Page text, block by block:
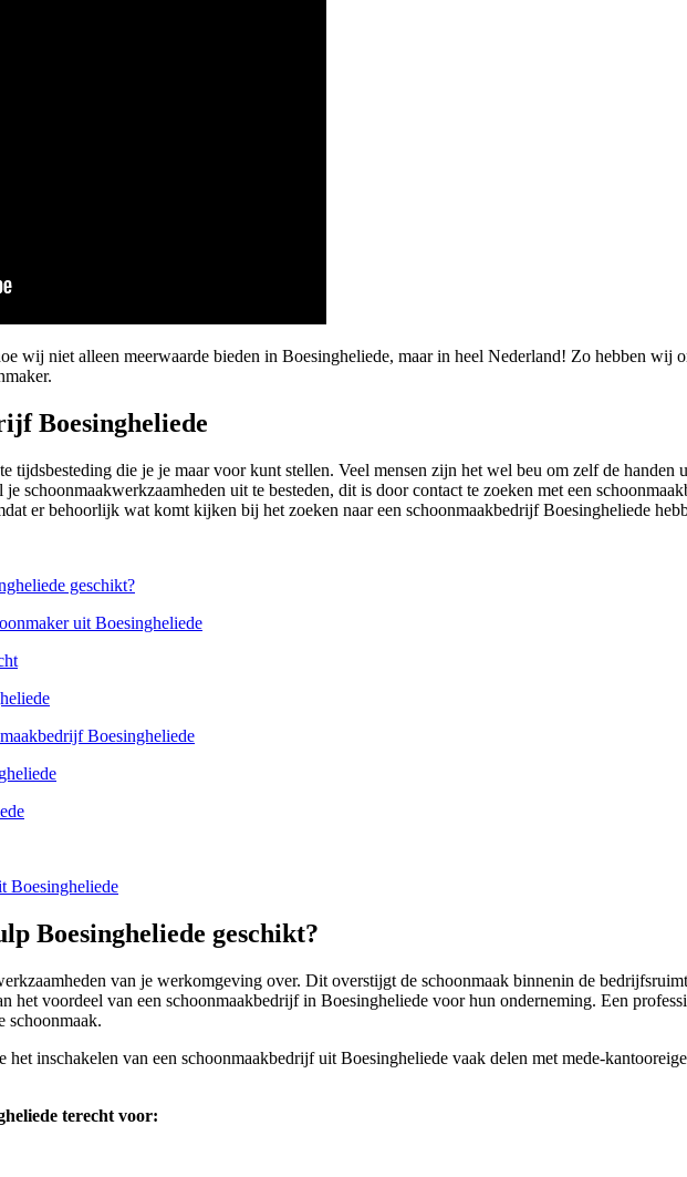
wij niet alleen meerwaarde bieden in Boesingheliede, maar in heel Nederland! Zo hebben wij
Boesingheliede
tijdsbesteding die je je maar voor kunt stellen. Veel mensen zijn het wel beu om zelf de
schoonmaakwerkzaamheden uit te besteden, dit is door contact te zoeken met een
er behoorlijk wat komt kijken bij het zoeken naar een schoonmaakbedrijf Boesingheliede
geschikt?
uit Boesingheliede
Boesingheliede
Boesingheliede
Boesingheliede geschikt?
van je werkomgeving over. Dit overstijgt de schoonmaak binnenin de
het voordeel van een schoonmaakbedrijf in Boesingheliede voor hun onderneming. Een
schoonmaak.
inschakelen van een schoonmaakbedrijf uit Boesingheliede vaak delen met mede-
terecht voor: